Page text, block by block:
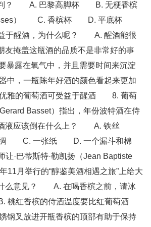
判？ A. 巴黎高脚杯 B. 无梗香槟
） C. 香槟杯 D. 平底杯
于醒酒，为什么呢？ A. 醒酒能很
友掩盖这瓶酒的品质不是非常好的事
露在氧气中，并且需要时间来沉淀
，一瓶陈年好酒的颜色看起来更加
的葡萄酒可受益于醒酒 8. 葡萄
Basset）指出，年份波特酒在侍
液应该倒在什么上？ A. 铁丝
C. 一张纸 D. 一个漏斗和棉
·巴蒂斯特·勒凯扬（Jean Baptiste
11月举行的“醇鉴美酒相遇之旅”上给大
么意见？ A. 在喝香槟之前，请冰
红香槟的侍酒温度要比红葡萄酒
叉放进开瓶香槟的顶部有助于保持